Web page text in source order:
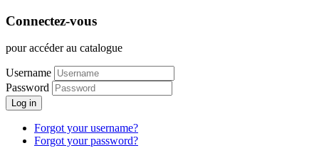
Connectez-vous
pour accéder au catalogue
Username
Password
Log in
Forgot your username?
Forgot your password?